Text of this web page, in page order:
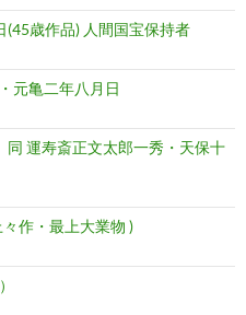
(45歳作品) 人間国宝保持者
元亀二年八月日
運寿斎正文太郎一秀・天保十
作・最上大業物 )